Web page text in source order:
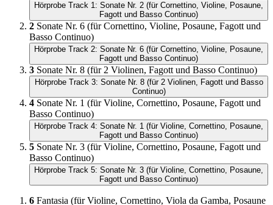
Hörprobe Track 1: Sonate Nr. 2 (für Cornettino, Violine, Posaune,
Fagott und Basso Continuo)
2 Sonate Nr. 6 (für Cornettino, Violine, Posaune, Fagott und
Basso Continuo)
Hörprobe Track 2: Sonate Nr. 6 (für Cornettino, Violine, Posaune,
Fagott und Basso Continuo)
3 Sonate Nr. 8 (für 2 Violinen, Fagott und Basso Continuo)
Hörprobe Track 3: Sonate Nr. 8 (für 2 Violinen, Fagott und Basso
Continuo)
4 Sonate Nr. 1 (für Violine, Cornettino, Posaune, Fagott und
Basso Continuo)
Hörprobe Track 4: Sonate Nr. 1 (für Violine, Cornettino, Posaune,
Fagott und Basso Continuo)
5 Sonate Nr. 3 (für Violine, Cornettino, Posaune, Fagott und
Basso Continuo)
Hörprobe Track 5: Sonate Nr. 3 (für Violine, Cornettino, Posaune,
Fagott und Basso Continuo)
6 Fantasia (für Violine, Cornettino, Viola da Gamba, Posaune